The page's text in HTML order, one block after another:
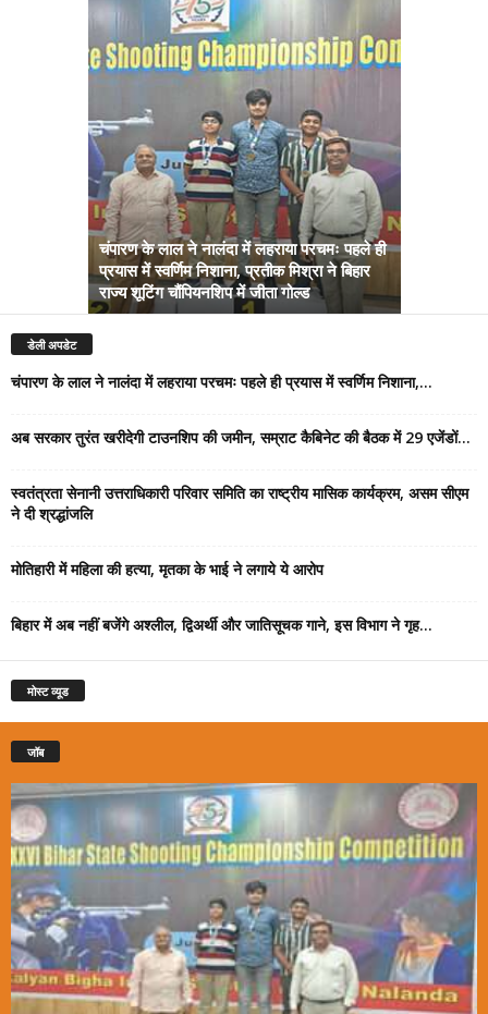
चंपारण के लाल ने नालंदा में लहराया परचमः पहले ही
प्रयास में स्वर्णिम निशाना, प्रतीक मिश्रा ने बिहार
राज्य शूटिंग चौंपियनशिप में जीता गोल्ड
डेली अपडेट
चंपारण के लाल ने नालंदा में लहराया परचमः पहले ही प्रयास में स्वर्णिम निशाना,...
अब सरकार तुरंत खरीदेगी टाउनशिप की जमीन, सम्राट कैबिनेट की बैठक में 29 एजेंडों...
स्वतंत्रता सेनानी उत्तराधिकारी परिवार समिति का राष्ट्रीय मासिक कार्यक्रम, असम सीएम
ने दी श्रद्धांजलि
मोतिहारी में महिला की हत्या, मृतका के भाई ने लगाये ये आरोप
बिहार में अब नहीं बजेंगे अश्लील, द्विअर्थी और जातिसूचक गाने, इस विभाग ने गृह...
मोस्ट व्यूड
जॉब